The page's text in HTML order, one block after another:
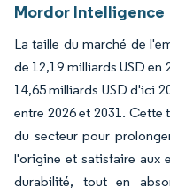
Mordor Intelligence
La taille du marché de
de 12,19 milliards USD en
14,65 milliards USD d'ici
entre 2026 et 2031.
du secteur pour
l'origine et satisfaire aux
durabilité, tout en